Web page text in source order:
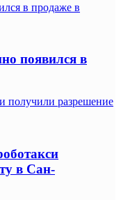
в продаже в
появился в
получили разрешение
в Сан-